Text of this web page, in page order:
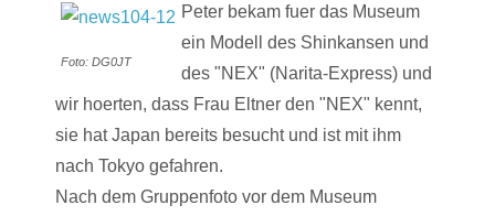
Foto: DG0JT
Peter bekam fuer das Museum
ein Modell des Shinkansen und
des "NEX" (Narita-Express) und
wir hoerten, dass Frau Eltner den "NEX" kennt,
sie hat Japan bereits besucht und ist mit ihm
nach Tokyo gefahren.
Nach dem Gruppenfoto vor dem Museum